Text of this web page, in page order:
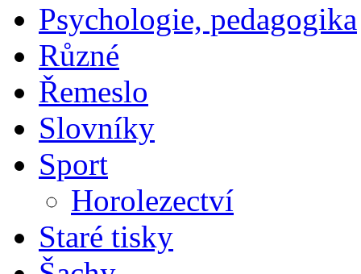
Psychologie, pedagogika
Různé
Řemeslo
Slovníky
Sport
Horolezectví
Staré tisky